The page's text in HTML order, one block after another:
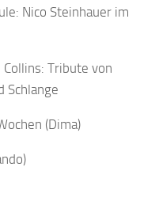
Nico Steinhauer im
Tribute von
Schlange
(Dima)